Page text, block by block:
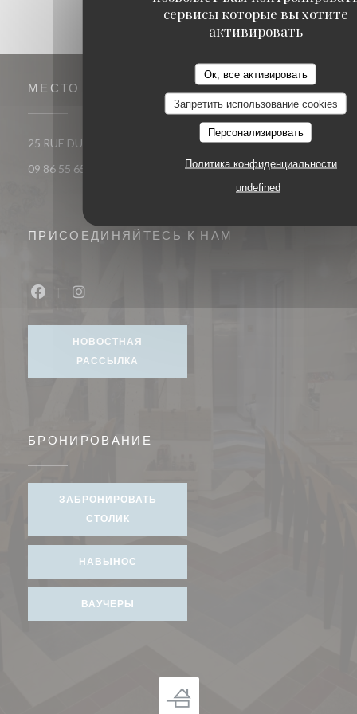
сервисы которые вы хотите
активировать
Ок, все активировать
Запретить использование cookies
Персонализировать
Политика конфиденциальности
undefined
МЕСТО
25 RUE DU ROI DE SICILE 75004 PARIS((открывается в новом
09 86 55 65 65
ПРИСОЕДИНЯЙТЕСЬ К НАМ
Facebook ((открывается в новом окне))
Instagram ((открывается в новом окне))
НОВОСТНАЯ
РАССЫЛКА
БРОНИРОВАНИЕ
ЗАБРОНИРОВАТЬ
СТОЛИК
НАВЫНОС
ВАУЧЕРЫ